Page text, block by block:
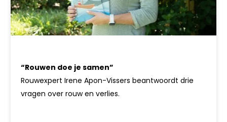
“Rouwen doe je samen”
Rouwexpert Irene Apon-Vissers beantwoordt drie
vragen over rouw en verlies.